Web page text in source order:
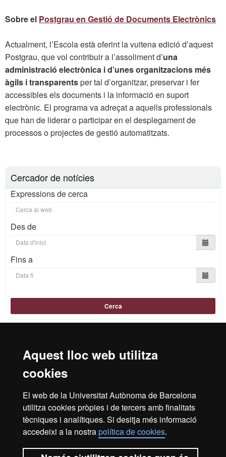
Aquest lloc web utilitza
cookies
El web de la Universitat Autònoma de Barcelona
utilitza cookies pròpies i de tercers amb finalitats
tècniques i analítiques. Si desitja més informació
accedeixi a la nostrapolítica de cookies.
Sobre el Postgrau en Gestió de Documents Electrònics
Actualment, l’Escola està oferint la vuitena edició d’aquest
Postgrau, que vol contribuir a l’assoliment d’una
administració electrònica i d’unes organitzacions més
àgils i transparentsper tal d’organitzar, preservar i fer
accessibles els documents i la informació en suport
electrònic. El programa va adreçat a aquells professionals
que han de liderar o participar en el desplegament de
processos o projectes de gestió automatitzats.
Cercador de notícies
Expressions de cerca
Des de
Fins a
Cerca
Reconeixement internacional de l'excel·lència
HR
Inici Avís Legal Política de privacitat
Protecció de dades Sobre el web